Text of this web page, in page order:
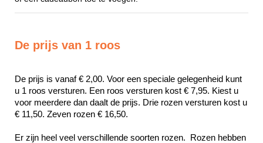
De prijs van 1 roos
De prijs is vanaf € 2,00. Voor een speciale gelegenheid kunt
u 1 roos versturen. Een roos versturen kost € 7,95. Kiest u
voor meerdere dan daalt de prijs. Drie rozen versturen kost u
€ 11,50. Zeven rozen € 16,50.
Er zijn heel veel verschillende soorten rozen.  Rozen hebben